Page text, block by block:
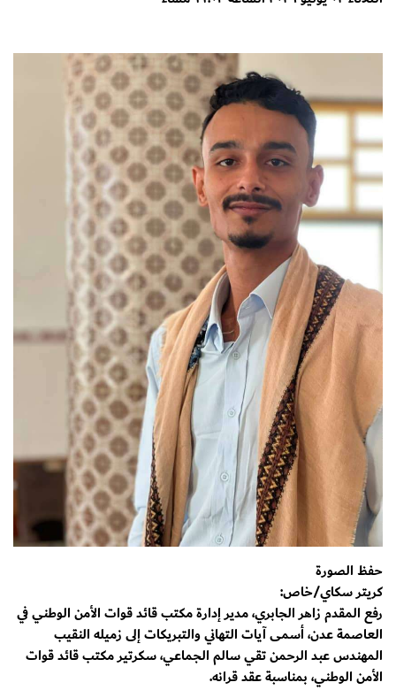
حفظ الصورة
كريتر سكاي/خاص:
رفع المقدم زاهر الجابري، مدير إدارة مكتب قائد قوات الأمن الوطني في
العاصمة عدن، أسمى آيات التهاني والتبريكات إلى زميله النقيب
المهندس عبد الرحمن تقي سالم الجماعي، سكرتير مكتب قائد قوات
الأمن الوطني، بمناسبة عقد قرانه.